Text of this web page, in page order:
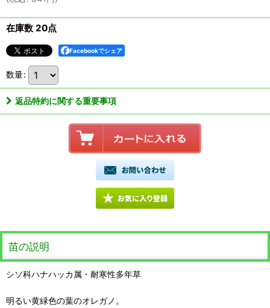
在庫数 20点
Facebookでシェア
数量:
返品特約に関する重要事項
苗の説明
シソ科ハナハッカ属・耐寒性多年草
明るい黄緑色の葉のオレガノ。